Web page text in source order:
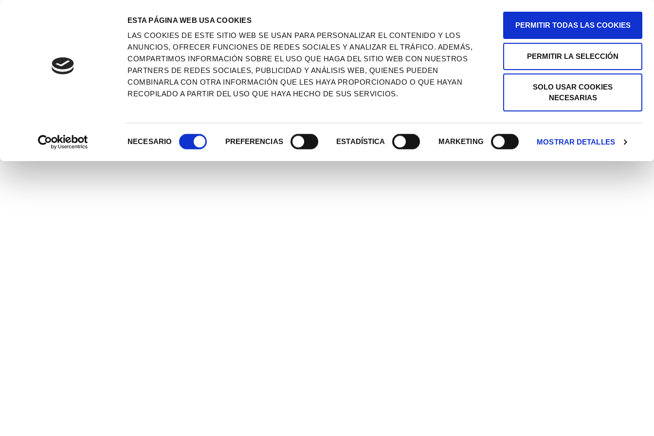
ESTA PÁGINA WEB USA COOKIES
LAS COOKIES DE ESTE SITIO WEB SE USAN PARA PERSONALIZAR EL CONTENIDO Y LOS
ANUNCIOS, OFRECER FUNCIONES DE REDES SOCIALES Y ANALIZAR EL TRÁFICO. ADEMÁS,
COMPARTIMOS INFORMACIÓN SOBRE EL USO QUE HAGA DEL SITIO WEB CON NUESTROS
PARTNERS DE REDES SOCIALES, PUBLICIDAD Y ANÁLISIS WEB, QUIENES PUEDEN
COMBINARLA CON OTRA INFORMACIÓN QUE LES HAYA PROPORCIONADO O QUE HAYAN
RECOPILADO A PARTIR DEL USO QUE HAYA HECHO DE SUS SERVICIOS.
NECESARIO PREFERENCIAS ESTADÍSTICA MARKETING MOSTRAR DETALLES
PERMITIR TODAS LAS COOKIES
PERMITIR LA SELECCIÓN
SOLO USAR COOKIES
NECESARIAS